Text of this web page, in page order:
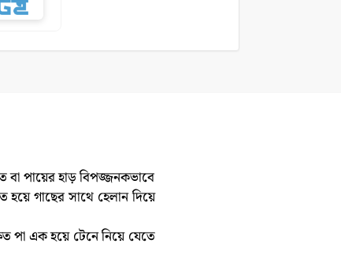
পায়ের হাড় বিপজ্জনকভাবে
গাছের সাথে হেলান দিয়ে
পা এক হয়ে টেনে নিয়ে যেতে